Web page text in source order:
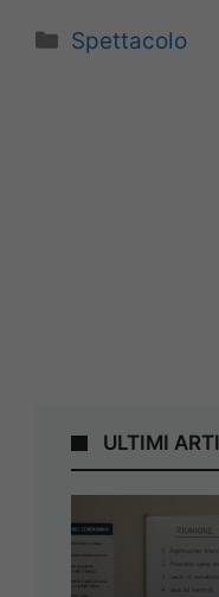
Categorie
Spettacolo
ULTIMI